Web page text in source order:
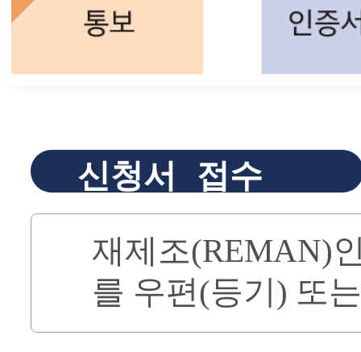
신청서 접수
재제조(REMAN)
를 우편(등기) 또